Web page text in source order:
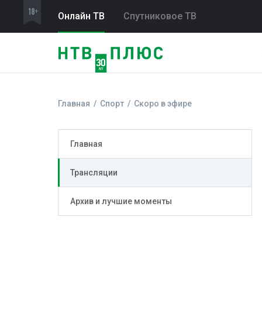
Онлайн ТВ Спутниковое ТВ
Главная Спорт Скоро в эфире
Главная
Трансляции
Архив и лучшие моменты